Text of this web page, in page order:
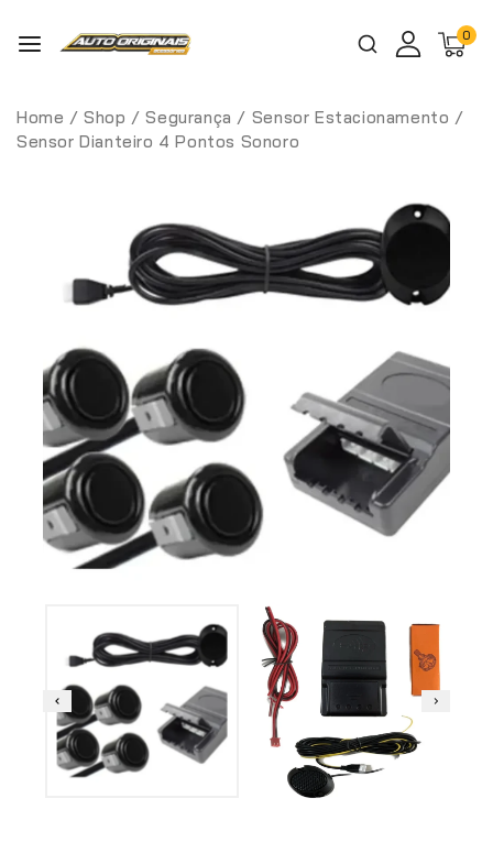
0
Home / Shop / Segurança / Sensor Estacionamento /
Sensor Dianteiro 4 Pontos Sonoro